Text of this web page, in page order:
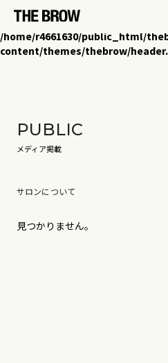
Warning : Undefined array key
/home/r4661630/public_html/
content/themes/thebrow/
PUBLIC
メディア掲載
見つかりません。
サロンについて